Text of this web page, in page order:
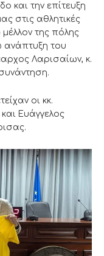
και την επίτευξη
στις αθλητικές
της πόλης
ανάπτυξη του
Λαρισαίων, κ.
οι κκ.
Ευάγγελος